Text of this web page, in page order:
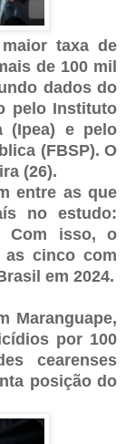
taxa de
de 100 mil
dados do
pelo Instituto
(Ipea) e pelo
(FBSP). O
(26).
entre as que
no estudo:
Com isso, o
as cinco com
em 2024.
Maranguape,
por 100
cearenses
posição do